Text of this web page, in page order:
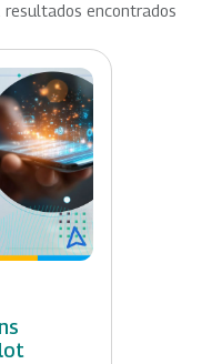
encontrados